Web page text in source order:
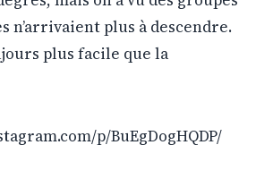
n’arrivaient plus à descendre.
plus facile que la
p/BuEgDogHQDP/